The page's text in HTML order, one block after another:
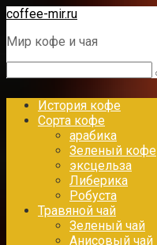
Перейти
контенту
coffee-mir.ru
Мир кофе и чая
История кофе
Сорта кофе
арабика
Зеленый кофе
эксцельза
Либерика
Робуста
Травяной чай
Зеленый чай
Анисовый чай